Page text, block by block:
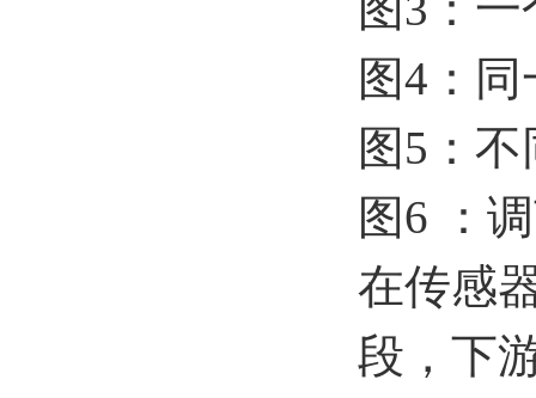
图4：
图5：
图6 ：
在传感
段，下